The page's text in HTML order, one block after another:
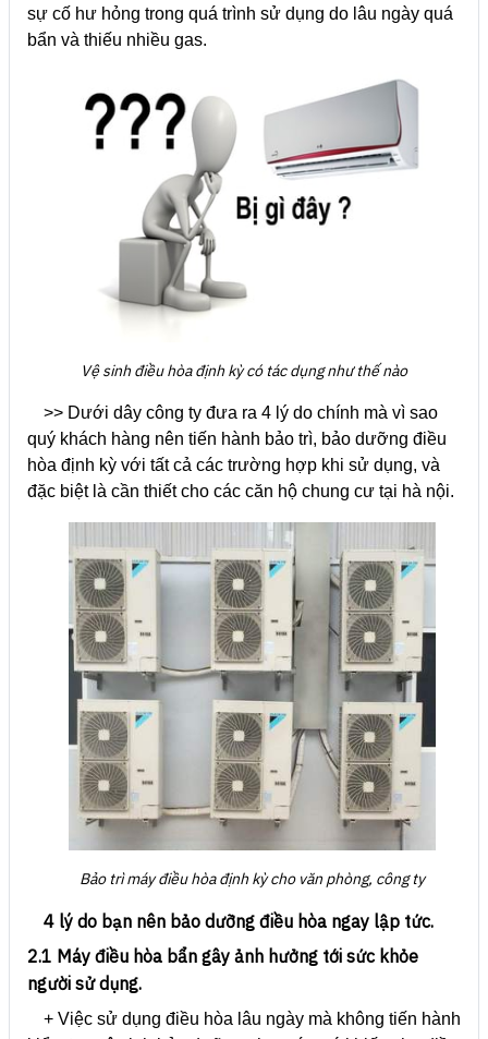
sự cố hư hỏng trong quá trình sử dụng do lâu ngày quá
bẩn và thiếu nhiều gas.
Vệ sinh điều hòa định kỳ có tác dụng như thế nào
>> Dưới dây công ty đưa ra 4 lý do chính mà vì sao
quý khách hàng nên tiến hành bảo trì, bảo dưỡng điều
hòa định kỳ với tất cả các trường hợp khi sử dụng, và
đặc biệt là cần thiết cho các căn hộ chung cư tại hà nội.
Bảo trì máy điều hòa định kỳ cho văn phòng, công ty
4 lý do bạn nên bảo dưỡng điều hòa ngay lập tức.
2.1 Máy điều hòa bẩn gây ảnh hưởng tới sức khỏe
người sử dụng.
+ Việc sử dụng điều hòa lâu ngày mà không tiến hành